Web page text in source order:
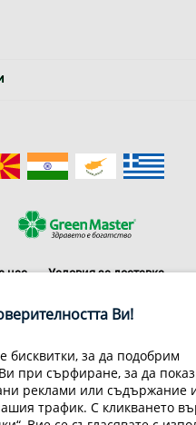
нас
Условия за доставка
данни
Често задавани
1309 София, ул. Пиротска
070070220
Master Group Ltd, All rights
Ви!
бисквитки, за да подобрим
при сърфиране, за да
реклами или съдържание
трафик. С кликването